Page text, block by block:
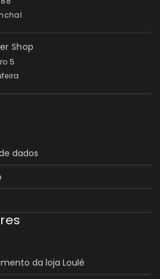
Shop
5
dados
da loja Loulé